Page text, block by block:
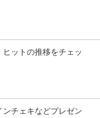
ットの推移をチェッ
チェキなどプレゼン